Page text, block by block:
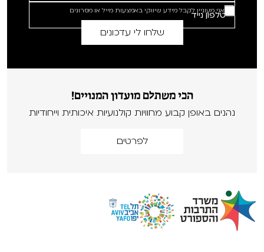
אני מעוניין לקבל מידע שיווקי באמצעות מייל או מסרונים
הכי משתלם מועדון המנויים!
נהנים באופן קבוע מחוויות קולנועיות איכותית וייחודיות
לפרטים